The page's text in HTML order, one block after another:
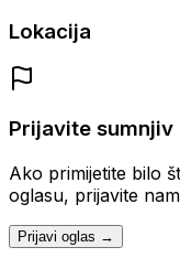
Lokacija
Prijavite sumnjiv
Ako primijetite bilo
oglasu, prijavite
Prijavi oglas →